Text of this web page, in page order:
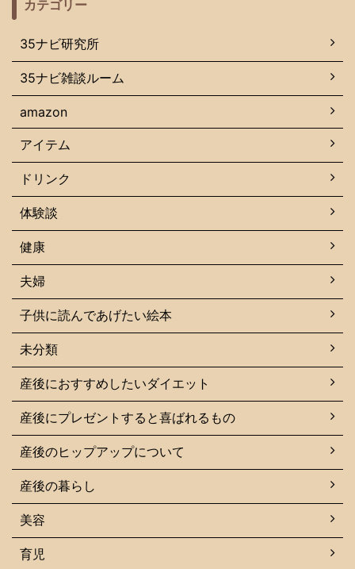
カテゴリー
35ナビ研究所
35ナビ雑談ルーム
amazon
アイテム
ドリンク
体験談
健康
夫婦
子供に読んであげたい絵本
未分類
産後におすすめしたいダイエット
産後にプレゼントすると喜ばれるもの
産後のヒップアップについて
産後の暮らし
美容
育児